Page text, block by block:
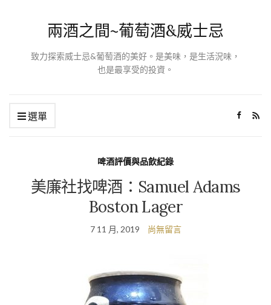
兩酒之間~葡萄酒&威士忌
致力探索威士忌&葡萄酒的美好。是美味，是生活況味，
也是最享受的投資。
選單
啤酒評價與品飲紀錄
美廉社找啤酒：Samuel Adams
Boston Lager
7 11 月, 2019 尚無留言